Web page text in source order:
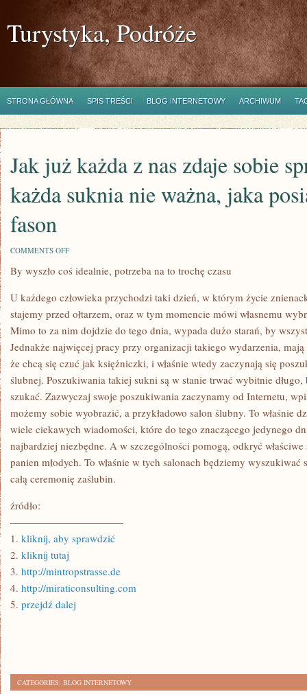
Turystyka, Podróże
STRONA GŁÓWNA SPIS TREŚCI BLOG INTERNETOWY ARCHIWUM
Jak już każda z nas zdaje sobie
każda suknia nie ważna, jaka
fason
COMMENTS OFFON
JUŻ
NAS
ZDAJE
SOBIE
SPRAWĘ
TEGO,
KAŻDA
SUKNIA
NIE
WAŻNA,
JAKA
POSIADA
WŁASNY
FASON
By wyszło coś idealnie, potrzeba na to trochę czasu
U każdego człowieka przychodzi taki dzień, w którym życie
stajemy przed ołtarzem, oraz w tym momencie mówi własnemu
Mimo to za nim dojdzie do tego dnia, wypada dużo starań, by
Jednakże najwięcej pracy przy organizacji takiego wydarzenia,
że chcą się czuć jak księżniczki, i właśnie wtedy zaczynają się
ślubnej. Poszukiwania takiej sukni są w stanie trwać wybitnie
szukać. Zazwyczaj swoje poszukiwania zaczynamy od Internetu,
możemy sobie wyobrazić, a przykładowo salon ślubny. To właśnie
wiele ciekawych wiadomości, które do tego znaczącego jedynego
najbardziej niezbędne. A w szczególności pomogą, odkryć
panien młodych. To właśnie w tych salonach będziemy
całą ceremonię zaślubin.
źródło:
———————————
1. kliknij, aby sprawdzić
2. kliknij tutaj
3. http://mintropstrasse.de
4. http://miraticonsulting.com
5. przejdź dalej
CATEGORIES: BLOG INTERNETOWY